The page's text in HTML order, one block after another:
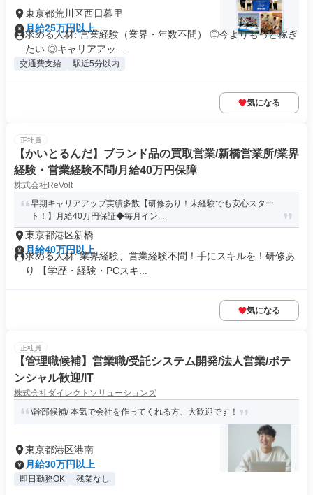
東京都荒川区西日暮里
月給25万円以上
求める人材: 営業経験（業界・年数不問） ◎今よりもっと稼ぎ
たい ◎キャリアアッ...
交通費支給 駅近5分以内
気になる
正社員
【かいとるんだ】ブランド品の買取営業/新橋営業所/業界
経験・営業経験不問/月給40万円保障
株式会社ReVolt
早期キャリアアップ実績多数【研修あり！未経験でも安心スター
ト！】月給40万円保証◆毎月イン...
東京都港区新橋
月給40万円以上
求める人材: 業界経験、営業経験不問！手にスキルを！研修あ
り 【学歴・経験・PCスキ...
気になる
正社員
【管理職候補】営業職/受託システム開発/法人営業/ポテ
ンシャル歓迎/IT
株式会社ダイレクトソリューションズ
\幹部候補/ 本気で会社を作ってくれる方、大歓迎です！
東京都港区港南
月給30万円以上
即日勤務OK 残業なし